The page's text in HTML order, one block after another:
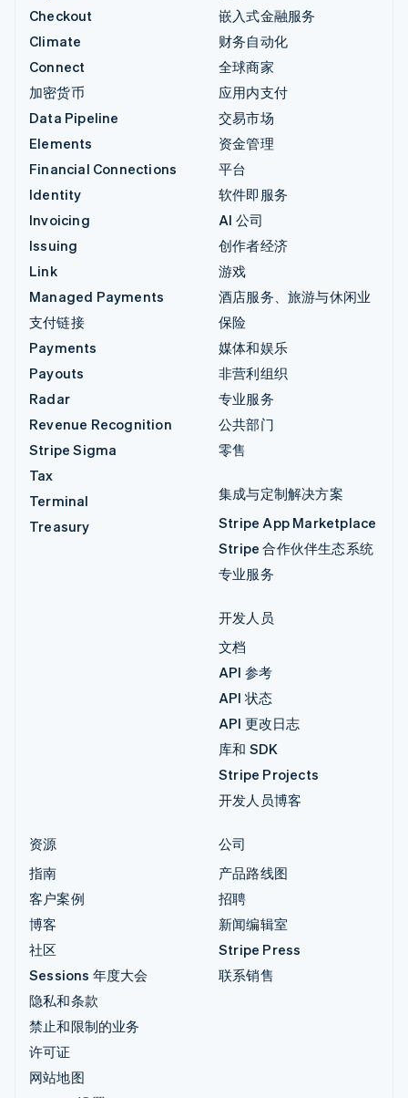
Checkout
Climate
Connect
加密货币
Data Pipeline
Elements
Financial Connections
Identity
Invoicing
Issuing
Link
Managed Payments
支付链接
Payments
Payouts
Radar
Revenue Recognition
Stripe Sigma
Tax
Terminal
Treasury
嵌入式金融服务
财务自动化
全球商家
应用内支付
交易市场
资金管理
平台
软件即服务
AI 公司
创作者经济
游戏
酒店服务、旅游与休闲业
保险
媒体和娱乐
非营利组织
专业服务
公共部门
零售
集成与定制解决方案
Stripe App Marketplace
Stripe 合作伙伴生态系统
专业服务
开发人员
文档
API 参考
API 状态
API 更改日志
库和 SDK
Stripe Projects
开发人员博客
资源
指南
客户案例
博客
社区
Sessions 年度大会
隐私和条款
禁止和限制的业务
许可证
网站地图
公司
产品路线图
招聘
新闻编辑室
Stripe Press
联系销售